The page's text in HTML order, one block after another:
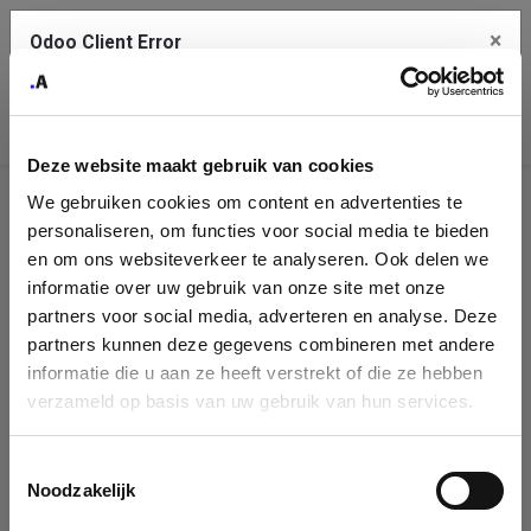
Deze website maakt gebruik van cookies
We gebruiken cookies om content en advertenties te
personaliseren, om functies voor social media te bieden
en om ons websiteverkeer te analyseren. Ook delen we
informatie over uw gebruik van onze site met onze
partners voor social media, adverteren en analyse. Deze
partners kunnen deze gegevens combineren met andere
informatie die u aan ze heeft verstrekt of die ze hebben
verzameld op basis van uw gebruik van hun services.
Noodzakelijk
Company
Identification
Please fill in your company details
You can search a company in our database by name, VAT or
enterprise ID. When a company is selected it will auto-complete the
form. If you don't find your company in our database, you can create
Odoo Client Error ×
service.
See details
Ok